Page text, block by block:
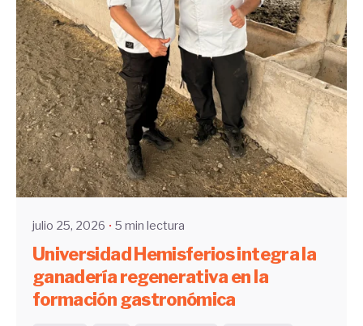
Enviado por
UHE
julio 25, 2026 5 min lectura
Universidad Hemisferios integra la
ganadería regenerativa en la
formación gastronómica